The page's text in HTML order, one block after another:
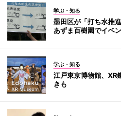
学ぶ・知る
墨田区が「打ち水推
あずま百樹園でイベ
学ぶ・知る
江戸東京博物館、
きも